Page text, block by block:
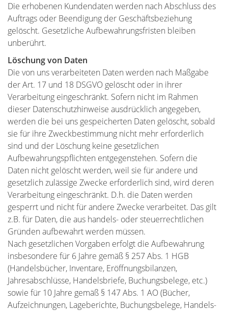
Die erhobenen Kundendaten werden nach Abschluss des
Auftrags oder Beendigung der Geschäftsbeziehung
gelöscht. Gesetzliche Aufbewahrungsfristen bleiben
unberührt.
Löschung von Daten
Die von uns verarbeiteten Daten werden nach Maßgabe
der Art. 17 und 18 DSGVO gelöscht oder in ihrer
Verarbeitung eingeschränkt. Sofern nicht im Rahmen
dieser Datenschutzhinweise ausdrücklich angegeben,
werden die bei uns gespeicherten Daten gelöscht, sobald
sie für ihre Zweckbestimmung nicht mehr erforderlich
sind und der Löschung keine gesetzlichen
Aufbewahrungspflichten entgegenstehen. Sofern die
Daten nicht gelöscht werden, weil sie für andere und
gesetzlich zulässige Zwecke erforderlich sind, wird deren
Verarbeitung eingeschränkt. D.h. die Daten werden
gesperrt und nicht für andere Zwecke verarbeitet. Das gilt
z.B. für Daten, die aus handels- oder steuerrechtlichen
Gründen aufbewahrt werden müssen.
Nach gesetzlichen Vorgaben erfolgt die Aufbewahrung
insbesondere für 6 Jahre gemäß § 257 Abs. 1 HGB
(Handelsbücher, Inventare, Eröffnungsbilanzen,
Jahresabschlüsse, Handelsbriefe, Buchungsbelege, etc.)
sowie für 10 Jahre gemäß § 147 Abs. 1 AO (Bücher,
Aufzeichnungen, Lageberichte, Buchungsbelege, Handels-